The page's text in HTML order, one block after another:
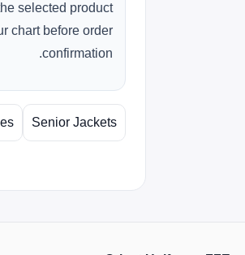
selected product
chart before order
confirmation.
Senior Jackets